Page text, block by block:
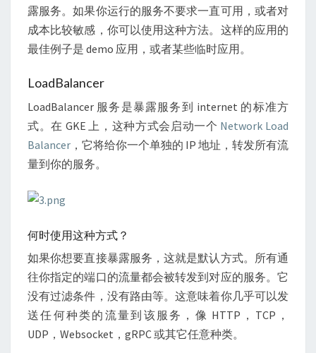
露服务。如果你运行的服务不要求一直可用，或者对
成本比较敏感，你可以使用这种方法。这样的应用的
最佳例子是 demo 应用，或者某些临时应用。
LoadBalancer
LoadBalancer 服务是暴露服务到 internet 的标准方
式。在 GKE 上，这种方式会启动一个 Network Load
Balancer ，它将给你一个单独的 IP 地址，转发所有流
量到你的服务。
何时使用这种方式？
如果你想要直接暴露服务，这就是默认方式。所有通
往你指定的端口的流量都会被转发到对应的服务。它
没有过滤条件，没有路由等。这意味着你几乎可以发
送任何种类的流量到该服务，像 HTTP，TCP，
UDP，Websocket，gRPC 或其它任意种类。